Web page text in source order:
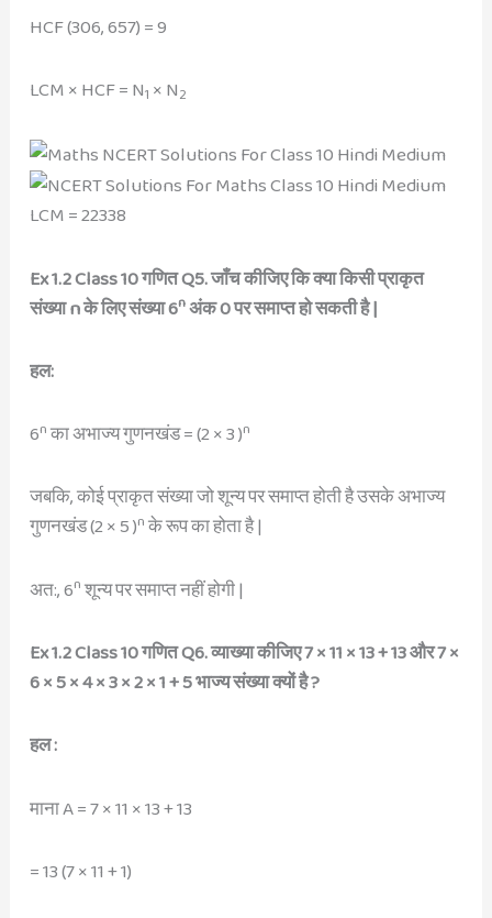
HCF (306, 657) = 9
LCM × HCF = ​N1 × N2
LCM = 22338
Ex 1.2 Class 10 गणित Q5. जाँच कीजिए कि क्या किसी प्राकृत
संख्या n के लिए संख्या 6nअंक 0 पर समाप्त हो सकती है |
हल:
6n का अभाज्य गुणनखंड = (2 × 3 )n
जबकि, कोई प्राकृत संख्या जो शून्य पर समाप्त होती है उसके अभाज्य
गुणनखंड (2 × 5 )n के रूप का होता है |
अत:, 6n शून्य पर समाप्त नहीं होगी |
Ex 1.2 Class 10 गणित Q6. व्याख्या कीजिए 7 × 11 × 13 + 13 और 7 ×
6 × 5 × 4 × 3 × 2 × 1 + 5 भाज्य संख्या क्यों है ?
हल :
माना A = 7 × 11 × 13 + 13
= 13 (7 × 11 + 1)